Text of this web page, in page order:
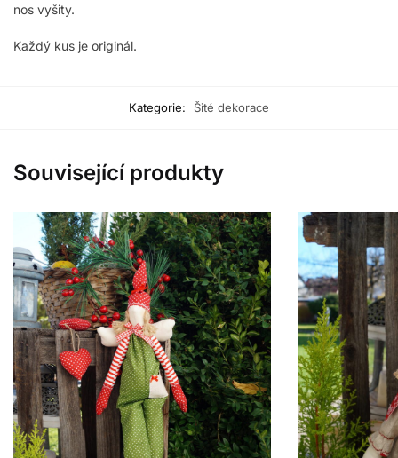
nos vyšity.
Každý kus je originál.
Kategorie: Šité dekorace
Související produkty